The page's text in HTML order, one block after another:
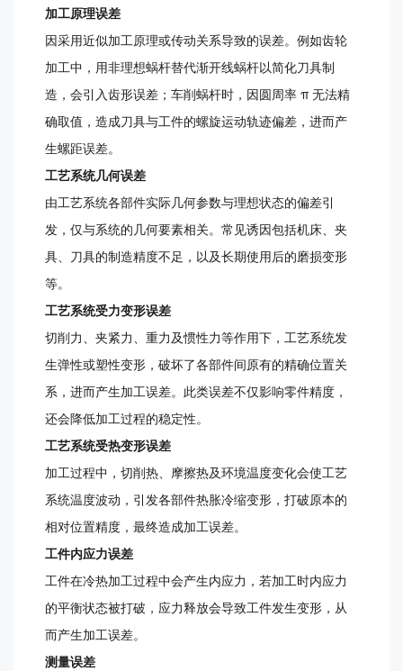
加工原理误差
因采用近似加工原理或传动关系导致的误差。例如齿轮
加工中，用非理想蜗杆替代渐开线蜗杆以简化刀具制
造，会引入齿形误差；车削蜗杆时，因圆周率 π 无法精
确取值，造成刀具与工件的螺旋运动轨迹偏差，进而产
生螺距误差。
工艺系统几何误差
由工艺系统各部件实际几何参数与理想状态的偏差引
发，仅与系统的几何要素相关。常见诱因包括机床、夹
具、刀具的制造精度不足，以及长期使用后的磨损变形
等。
工艺系统受力变形误差
切削力、夹紧力、重力及惯性力等作用下，工艺系统发
生弹性或塑性变形，破坏了各部件间原有的精确位置关
系，进而产生加工误差。此类误差不仅影响零件精度，
还会降低加工过程的稳定性。
工艺系统受热变形误差
加工过程中，切削热、摩擦热及环境温度变化会使工艺
系统温度波动，引发各部件热胀冷缩变形，打破原本的
相对位置精度，最终造成加工误差。
工件内应力误差
工件在冷热加工过程中会产生内应力，若加工时内应力
的平衡状态被打破，应力释放会导致工件发生变形，从
而产生加工误差。
测量误差